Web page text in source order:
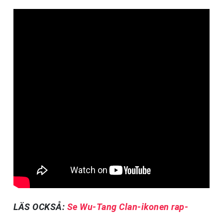
LÄS OCKSÅ: Se Wu-Tang Clan-ikonen rap-